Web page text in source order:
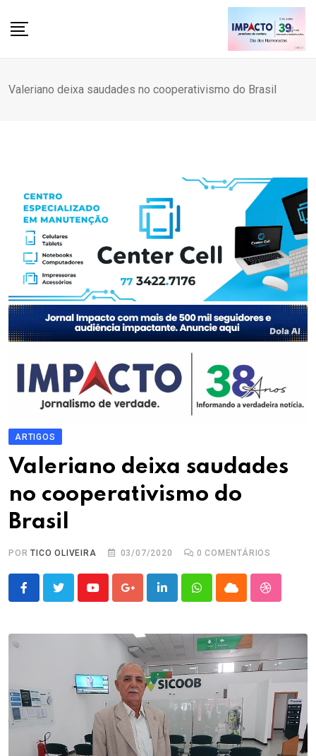
Valeriano deixa saudades no cooperativismo do Brasil
ARTIGOS
Valeriano deixa saudades
no cooperativismo do
Brasil
PORTICO OLIVEIRA 03/07/2020 0 COMENTÁRIOS
YoutubeGoogle+LinkedInWhatsappCloud